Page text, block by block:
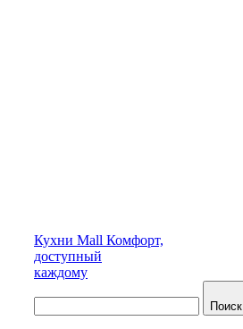
Кухни Mall Комфорт,
доступный
каждому
Поиск